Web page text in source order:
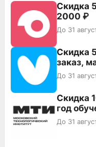
Скидка
2000 ₽
До 31
Скидка
заказ,
До 31
Скидка
год
До 31